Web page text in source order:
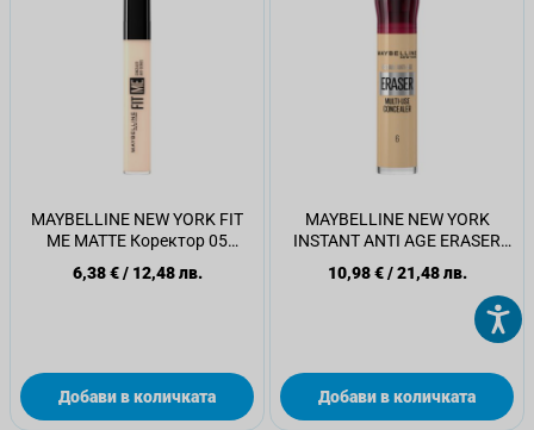
MAYBELLINE NEW YORK FIT
ME MATTE Коректор 05
IVORY, 6.8 мл.
6,38 €/ 12,48 лв.
Добави в количката
MAYBELLINE NEW YORK
INSTANT ANTI AGE ERASER
Коректор за очи 6 Neutralizer,
1 бр.
10,98 €/21,48 лв.
Добави в количката